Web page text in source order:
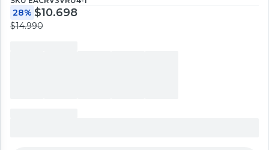
28% $10.698
$14.990